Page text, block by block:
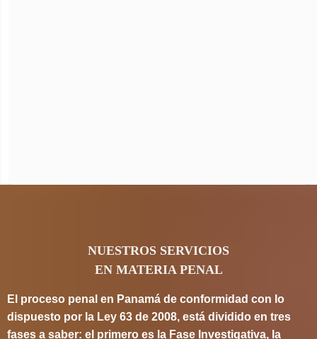
NUESTROS SERVICIOS
EN MATERIA PENAL
El proceso penal en Panamá de conformidad con lo
dispuesto por la Ley 63 de 2008, está dividido en tres
fases a saber: el primero es la Fase Investigativa, la